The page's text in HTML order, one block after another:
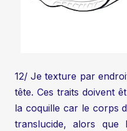
12/ Je texture par
tête. Ces traits doivent
la coquille car le corps
translucide, alors